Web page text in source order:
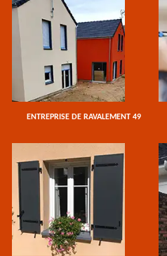
ENTREPRISE DE RAVALEMENT 49